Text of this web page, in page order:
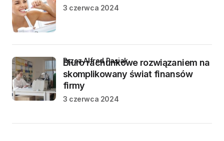
3 czerwca 2024
Biuro rachunkowe rozwiązaniem na
skomplikowany świat finansów
firmy
przez Alfred Pasiak
3 czerwca 2024